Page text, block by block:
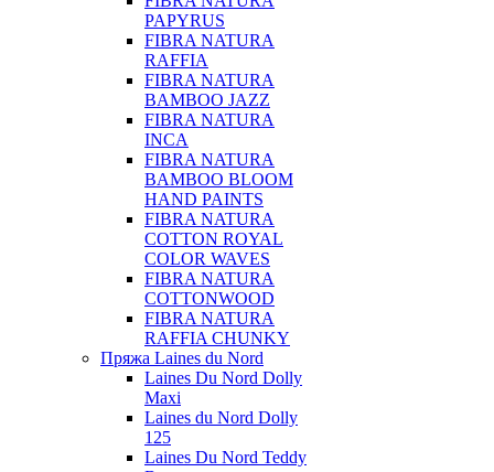
PAPYRUS
FIBRA NATURA
RAFFIA
FIBRA NATURA
BAMBOO JAZZ
FIBRA NATURA
INCA
FIBRA NATURA
BAMBOO BLOOM
HAND PAINTS
FIBRA NATURA
COTTON ROYAL
COLOR WAVES
FIBRA NATURA
COTTONWOOD
FIBRA NATURA
RAFFIA CHUNKY
Пряжа Laines du Nord
Laines Du Nord Dolly
Maxi
Laines du Nord Dolly
125
Laines Du Nord Teddy